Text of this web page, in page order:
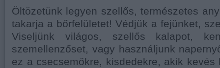
Öltözetünk legyen szellős, természetes
takarja a bőrfelületet! Védjük a fejünket,
Viseljünk világos, szellős kalapot,
szemellenzőset, vagy használjunk
ez a csecsemőkre, kisdedekre, akik